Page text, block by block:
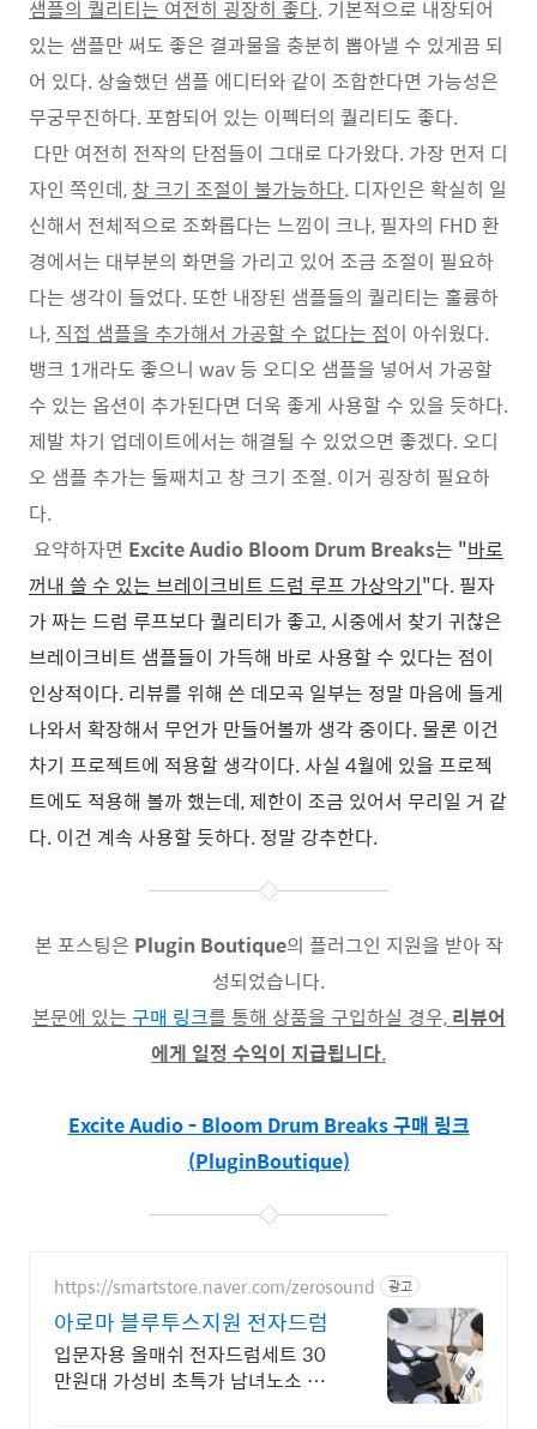
샘플의 퀄리티는 여전히 굉장히 좋다. 기본적으로 내장되어
있는 샘플만 써도 좋은 결과물을 충분히 뽑아낼 수 있게끔 되
어 있다. 상술했던 샘플 에디터와 같이 조합한다면 가능성은
무궁무진하다. 포함되어 있는 이펙터의 퀄리티도 좋다.
다만 여전히 전작의 단점들이 그대로 다가왔다. 가장 먼저 디
자인 쪽인데, 창 크기 조절이 불가능하다. 디자인은 확실히 일
신해서 전체적으로 조화롭다는 느낌이 크나, 필자의 FHD 환
경에서는 대부분의 화면을 가리고 있어 조금 조절이 필요하
다는 생각이 들었다. 또한 내장된 샘플들의 퀄리티는 훌륭하
나, 직접 샘플을 추가해서 가공할 수 없다는 점이 아쉬웠다.
뱅크 1개라도 좋으니 wav 등 오디오 샘플을 넣어서 가공할
수 있는 옵션이 추가된다면 더욱 좋게 사용할 수 있을 듯하다.
제발 차기 업데이트에서는 해결될 수 있었으면 좋겠다. 오디
오 샘플 추가는 둘째치고 창 크기 조절. 이거 굉장히 필요하
다.
요약하자면 Excite Audio Bloom Drum Breaks는 "바로
꺼내 쓸 수 있는 브레이크비트 드럼 루프 가상악기"다. 필자
가 짜는 드럼 루프보다 퀄리티가 좋고, 시중에서 찾기 귀찮은
브레이크비트 샘플들이 가득해 바로 사용할 수 있다는 점이
인상적이다. 리뷰를 위해 쓴 데모곡 일부는 정말 마음에 들게
나와서 확장해서 무언가 만들어볼까 생각 중이다. 물론 이건
차기 프로젝트에 적용할 생각이다. 사실 4월에 있을 프로젝
트에도 적용해 볼까 했는데, 제한이 조금 있어서 무리일 거 같
다. 이건 계속 사용할 듯하다. 정말 강추한다.
본 포스팅은 Plugin Boutique의 플러그인 지원을 받아 작
성되었습니다.
본문에 있는 구매 링크를 통해 상품을 구입하실 경우, 리뷰어
에게 일정 수익이 지급됩니다.
Excite Audio - Bloom Drum Breaks 구매 링크
(PluginBoutique)
https://smartstore.naver.com/zerosound 광고
아로마 블루투스지원 전자드럼
입문자용 올매쉬 전자드럼세트 30
만원대 가성비 초특가 남녀노소 누